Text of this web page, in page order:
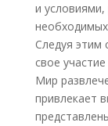
и
Следуя этим
свое
Мир
привлекает